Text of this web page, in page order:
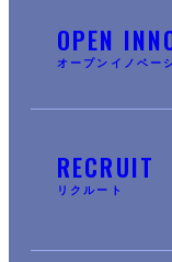
OPEN
オープンイノベー
RECRUIT
リクルート